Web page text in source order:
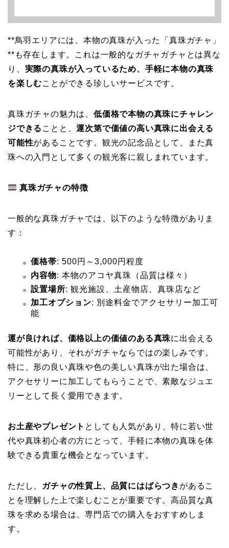
**鳥羽エリアには、本物の真珠が入った「真珠ガチャ」
**も存在します。これは一般的なガチャガチャとは異な
り、 実際の真珠が入っているため、手軽に本物の真珠
を楽しむことができる珍しいサービスです。
真珠ガチャの魅力は、 低価格で本物の真珠にチャレン
ジできる ことと、運次第で価値の高い真珠に出会える
可能性があることです。観光の記念品として、また真
珠への入門として多くの観光客に親しまれています。
真珠ガチャの特徴
一般的な真珠ガチャでは、以下のような特徴がありま
す：
価格帯: 500円～3,000円程度
内容物: 本物のアコヤ真珠（品質は様々）
設置場所: 観光施設、土産物店、真珠店など
加工オプション: 別途料金でアクセサリー加工可
能
運が良ければ、価格以上の価値のある真珠に出会える
可能性があり、それがガチャならではの楽しみです。
特に、形の良い真珠や色の美しい真珠が出た場合は、
アクセサリーに加工してもらうことで、素敵なジュエ
リーとして長く愛用できます。
お土産やプレゼント としても人気があり、特に若い世
代や真珠初心者の方にとって、手軽に本物の真珠を体
験できる貴重な機会となっています。
ただし、 ガチャの性質上、品質にはばらつき があるこ
とを理解した上で楽しむことが重要です。高品質な真
珠を求める場合は、専門店での購入をおすすめしま
す。